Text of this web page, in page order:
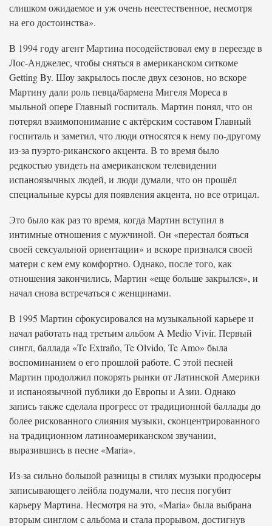
слишком ожидаемое и уж очень неестественное, несмотря
на его достоинства».
В 1994 году агент Мартина посодействовал ему в переезде в
Лос-Анджелес, чтобы сняться в американском ситкоме
Getting By. Шоу закрылось после двух сезонов, но вскоре
Мартину дали роль певца/бармена Мигеля Мореса в
мыльной опере Главный госпиталь. Мартин понял, что он
потерял взаимопонимание с актёрским составом Главный
госпиталь и заметил, что люди относятся к нему по-другому
из-за пуэрто-риканского акцента. В то время было
редкостью увидеть на американском телевидении
испаноязычных людей, и люди думали, что он прошёл
специальные курсы для появления акцента, но все отрицал.
Это было как раз то время, когда Мартин вступил в
интимные отношения с мужчиной. Он «перестал бояться
своей сексуальной ориентации» и вскоре признался своей
матери с кем ему комфортно. Однако, после того, как
отношения закончились, Мартин «еще больше закрылся», и
начал снова встречаться с женщинами.
В 1995 Мартин сфокусировался на музыкальной карьере и
начал работать над третьим альбом A Medio Vivir. Первый
сингл, баллада «Te Extraño, Te Olvido, Te Amo» была
воспоминанием о его прошлой работе. С этой песней
Мартин продолжил покорять рынки от Латинской Америки
и испаноязычной публики до Европы и Азии. Однако
запись также сделала прогресс от традиционной баллады до
более рискованного слияния музыки, сконцентрированного
на традиционном латиноамериканском звучании,
выразившись в песне «Maria».
Из-за сильно большой разницы в стилях музыки продюсеры
записывающего лейбла подумали, что песня погубит
карьеру Мартина. Несмотря на это, «Maria» была выбрана
вторым синглом с альбома и стала прорывом, достигнув